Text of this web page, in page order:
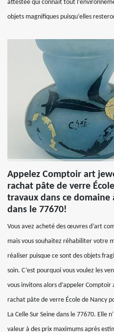
attestée qui connait tout
objets magnifiques puisqu’elles
Appelez Comptoir art
rachat pâte de verre
travaux dans ce domaine
dans le 77670!
Vous avez acheté des œuvres d’art
mais vous souhaitez réhabiliter votre
réaliser puisque ce sont des objets
soin. C’est pourquoi vous voulez les
vous invitons alors d’appeler
rachat pâte de verre École de Nancy
La Celle Sur Seine dans le 77670. Elle
valeur à des prix maximums après